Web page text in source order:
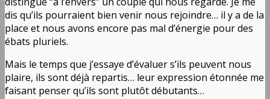
dis qu’ils pourraient bien venir nous rejoindre… il y a de la
place et nous avons encore pas mal d’énergie pour des
ébats pluriels.
Mais le temps que j’essaye d’évaluer s’ils peuvent nous
plaire, ils sont déjà repartis… leur expression étonnée me
faisant penser qu’ils sont plutôt débutants…